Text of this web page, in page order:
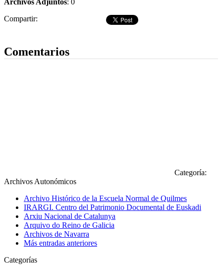
Compartir:
Comentarios
Categoría:
Archivos Autonómicos
Archivo Histórico de la Escuela Normal de Quilmes
IRARGI. Centro del Patrimonio Documental de Euskadi
Arxiu Nacional de Catalunya
Arquivo do Reino de Galicia
Archivos de Navarra
Más entradas anteriores
Categorías